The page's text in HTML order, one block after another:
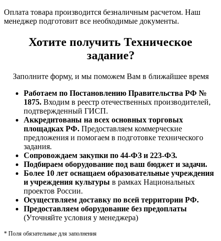
Оплата товара производится безналичным расчетом. Наш
менеджер подготовит все необходимые документы.
Хотите получить Техническое
задание?
Заполните форму, и мы поможем Вам в ближайшее время
Работаем по Постановлению Правительства РФ №
1875. Входим в реестр отечественных производителей,
подтвержденный ГИСП.
Аккредитованы на всех основных торговых
площадках РФ. Предоставляем коммерческие
предложения и помогаем в подготовке технического
задания.
Сопровождаем закупки по 44-ФЗ и 223-ФЗ.
Подбираем оборудование под ваш бюджет и задачи.
Более 10 лет оснащаем образовательные учреждения
и учреждения культуры в рамках Национальных
проектов России.
Осуществляем доставку по всей территории РФ.
Предоставляем оборудование без предоплаты
(Уточняйте условия у менеджера)
* Поля обязательные для заполнения